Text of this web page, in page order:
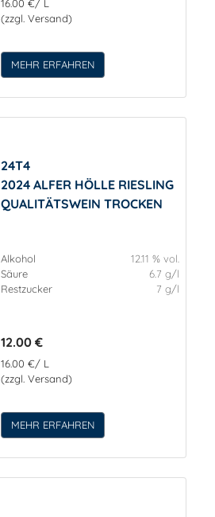
16.00 €/ L
(zzgl. Versand)
MEHR ERFAHREN
24T4
2024 ALFER HÖLLE RIESLING
QUALITÄTSWEIN TROCKEN
Alkohol
12.11 % vol.
Säure
6.7 g/l
Restzucker
7 g/l
12.00 €
16.00 €/ L
(zzgl. Versand)
MEHR ERFAHREN